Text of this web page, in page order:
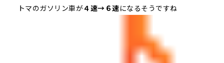
トマのガソリン車が４速→６速になるそうですね